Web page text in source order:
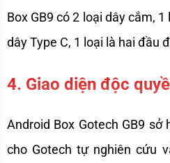
Box GB9 có 2 loại dây cắm,
dây Type C, 1 loại là hai đầu
4. Giao diện độc
Android Box Gotech GB9
cho Gotech tự nghiên cứu